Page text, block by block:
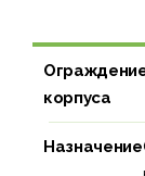
корпуса
Назначение